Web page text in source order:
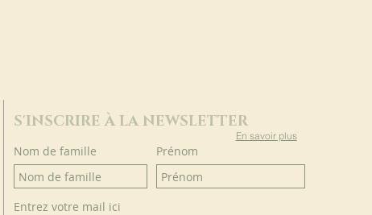
S'INSCRIRE À LA NEWSLETTER
En savoir plus
Nom de famille Prénom
Entrez votre mail ici